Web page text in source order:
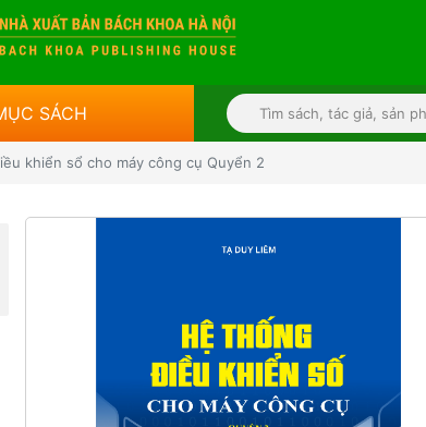
SÁCH
khiển sổ cho máy công cụ Quyển 2